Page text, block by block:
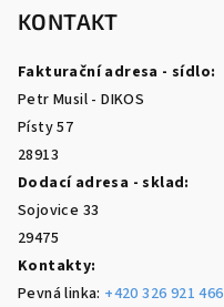
KONTAKT
Fakturační adresa - sídlo:
Petr Musil - DIKOS
Písty 57
28913
Dodací adresa - sklad:
Sojovice 33
29475
Kontakty:
Pevná linka: +420 326 921 466